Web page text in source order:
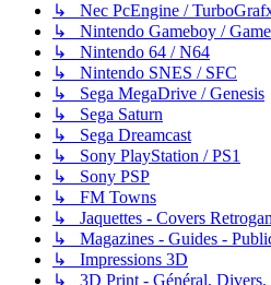
↳ Nec PcEngine /
↳ Nintendo Gameboy /
↳ Nintendo 64 / N64
↳ Nintendo SNES / SFC
↳ Sega MegaDrive / Genesis
↳ Sega Saturn
↳ Sega Dreamcast
↳ Sony PlayStation / PS1
↳ Sony PSP
↳ FM Towns
↳ Jaquettes - Covers
↳ Magazines - Guides -
↳ Impressions 3D
↳ 3D Print - Général, Divers,